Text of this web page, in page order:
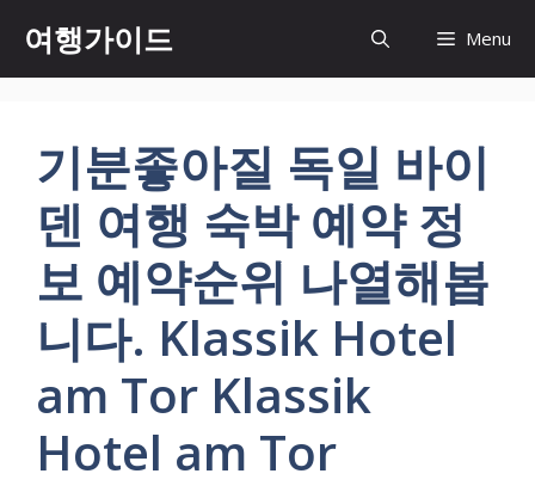
츠
여행가이드 Menu
기분좋아질 독일 바이
덴 여행 숙박 예약 정
보 예약순위 나열해봅
니다. Klassik Hotel
am Tor Klassik
Hotel am Tor